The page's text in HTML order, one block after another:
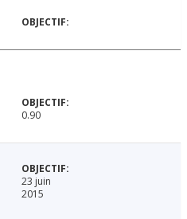
0.90
23 juin
2015